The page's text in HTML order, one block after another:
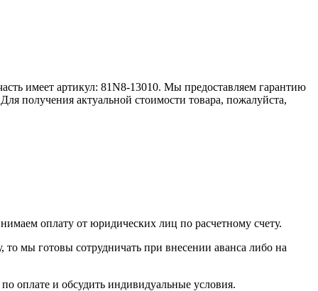
имеет артикул: 81N8-13010. Мы предоставляем гарантию
получения актуальной стоимости товара, пожалуйста,
оплату от юридических лиц по расчетному счету.
то мы готовы сотрудничать при внесении аванса либо на
оплате и обсудить индивидуальные условия.